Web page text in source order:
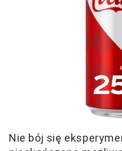
Nie bój się